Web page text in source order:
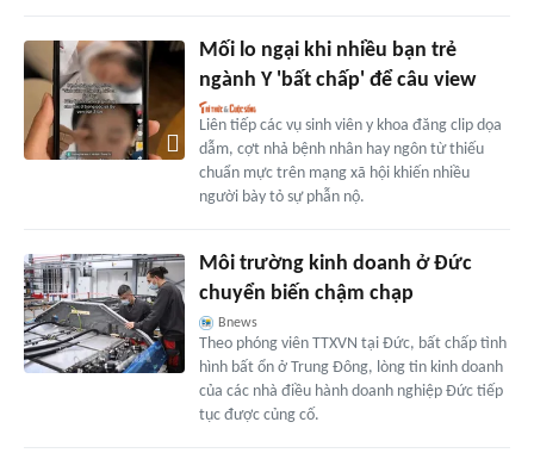
Mối lo ngại khi nhiều bạn trẻ
ngành Y 'bất chấp' để câu view
Liên tiếp các vụ sinh viên y khoa đăng clip dọa
dẫm, cợt nhả bệnh nhân hay ngôn từ thiếu
chuẩn mực trên mạng xã hội khiến nhiều
người bày tỏ sự phẫn nộ.
Môi trường kinh doanh ở Đức
chuyển biến chậm chạp
Bnews
Theo phóng viên TTXVN tại Đức, bất chấp tình
hình bất ổn ở Trung Đông, lòng tin kinh doanh
của các nhà điều hành doanh nghiệp Đức tiếp
tục được củng cố.